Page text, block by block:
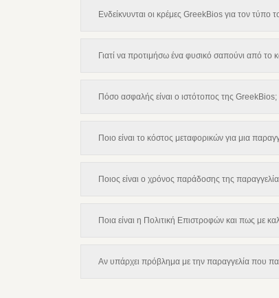
Ενδείκνυνται οι κρέμες GreekBios για τον τύπο
Γιατί να προτιμήσω ένα φυσικό σαπούνι από
Πόσο ασφαλής είναι ο ιστότοπος της GreekBios;
Ποιο είναι το κόστος μεταφορικών για μια
Ποιος είναι ο χρόνος παράδοσης της
Ποια είναι η Πολιτική Επιστροφών και πως με
Αν υπάρχει πρόβλημα με την παραγγελία που